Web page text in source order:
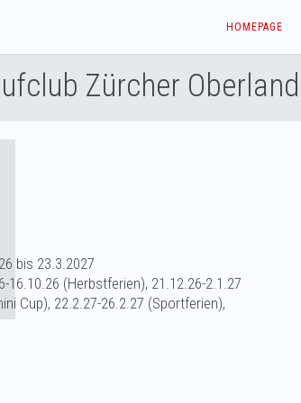
HOMEPAGE
Zürcher Oberland
bis 23.3.2027
16.10.26 (Herbstferien), 21.12.26-2.1.27
Cup), 22.2.27-26.2.27 (Sportferien),